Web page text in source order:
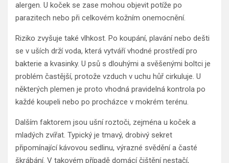
alergen. U koček se zase mohou objevit potíže po
parazitech nebo při celkovém kožním onemocnění.
Riziko zvyšuje také vlhkost. Po koupání, plavání nebo dešti
se v uších drží voda, která vytváří vhodné prostředí pro
bakterie a kvasinky. U psů s dlouhými a svěšenými boltci je
problém častější, protože vzduch v uchu hůř cirkuluje. U
některých plemen je proto vhodná pravidelná kontrola po
každé koupeli nebo po procházce v mokrém terénu.
Dalším faktorem jsou ušní roztoči, zejména u koček a
mladých zvířat. Typický je tmavý, drobivý sekret
připomínající kávovou sedlinu, výrazné svědění a časté
škrábání. V takovém případě domácí čištění nestačí,